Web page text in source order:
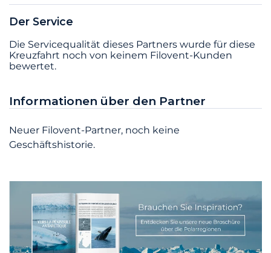
Der Service
Die Servicequalität dieses Partners wurde für diese
Kreuzfahrt noch von keinem Filovent-Kunden
bewertet.
Informationen über den Partner
Neuer Filovent-Partner, noch keine
Geschäftshistorie.